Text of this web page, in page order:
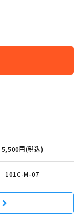
5,500円(税込)
101C-M-07